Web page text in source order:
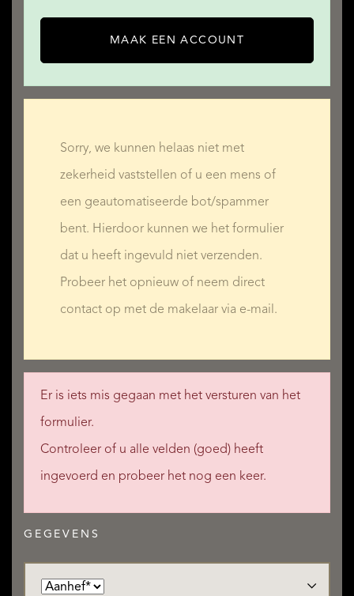
MAAK EEN ACCOUNT
Sorry, we kunnen helaas niet met
zekerheid vaststellen of u een mens of
een geautomatiseerde bot/spammer
bent. Hierdoor kunnen we het formulier
dat u heeft ingevuld niet verzenden.
Probeer het opnieuw of neem direct
contact op met de makelaar via e-mail.
Er is iets mis gegaan met het versturen van het
formulier.
Controleer of u alle velden (goed) heeft
ingevoerd en probeer het nog een keer.
GEGEVENS